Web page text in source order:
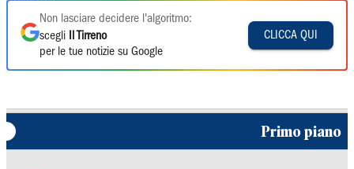
Non lasciare decidere l'algoritmo:
scegli
Il Tirreno
per le tue notizie su Google
CLICCA QUI
Primo piano